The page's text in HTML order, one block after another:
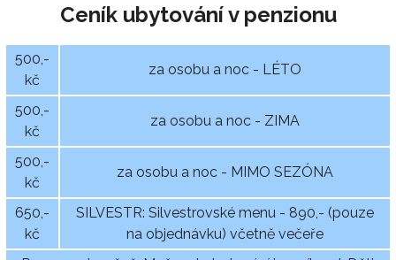
Ceník ubytování v penzionu
500,-
kč
za osobu a noc - LÉTO
500,-
kč
za osobu a noc - ZIMA
500,-
kč
za osobu a noc - MIMO SEZÓNA
650,-
kč
SILVESTR: Silvestrovské menu - 890,- (pouze
na objednávku) včetně večeře